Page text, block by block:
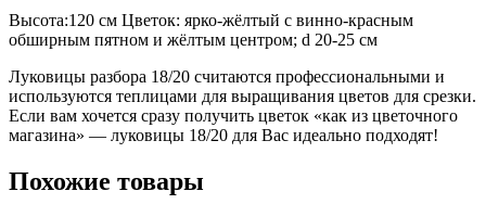
Высота:120 см Цветок: ярко-жёлтый с винно-красным
обширным пятном и жёлтым центром; d 20-25 см
Луковицы разбора 18/20 считаются профессиональными и
используются теплицами для выращивания цветов для срезки.
Если вам хочется сразу получить цветок «как из цветочного
магазина» — луковицы 18/20 для Вас идеально подходят!
Похожие товары